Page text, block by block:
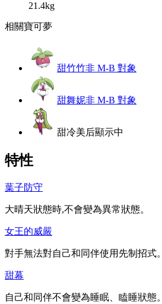
21.4kg
相關寶可夢
甜竹竹非 M-B 對象
甜舞妮非 M-B 對象
甜冷美后顯示中
特性
葉子防守
大晴天狀態時,不會變為異常狀態。
女王的威嚴
對手無法對自己和同伴使用先制招式。
甜幕
自己和同伴不會變為睡眠、瞌睡狀態。